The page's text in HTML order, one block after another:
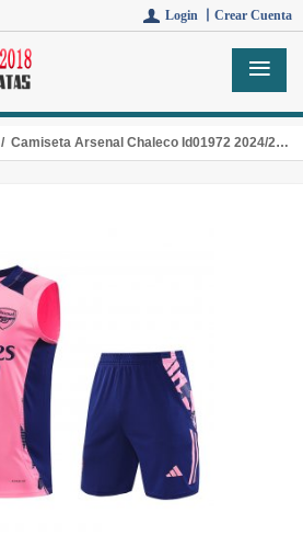
Login 丨 Crear Cuenta
/ Camiseta Arsenal Chaleco Id01972 2024/2025